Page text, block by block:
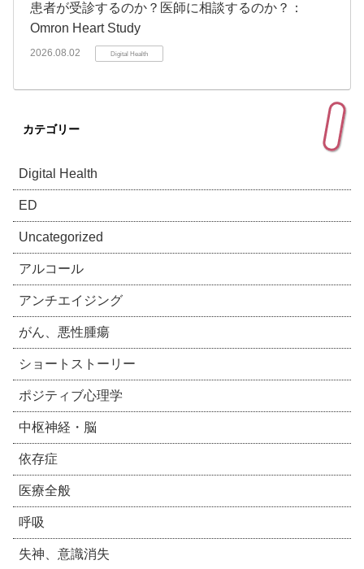
患者が受診するのか？医師に相談するのか？：
Omron Heart Study
2026.08.02 Digital Health
カテゴリー
Digital Health
ED
Uncategorized
アルコール
アンチエイジング
がん、悪性腫瘍
ショートストーリー
ポジティブ心理学
中枢神経・脳
依存症
医療全般
呼吸
失神、意識消失